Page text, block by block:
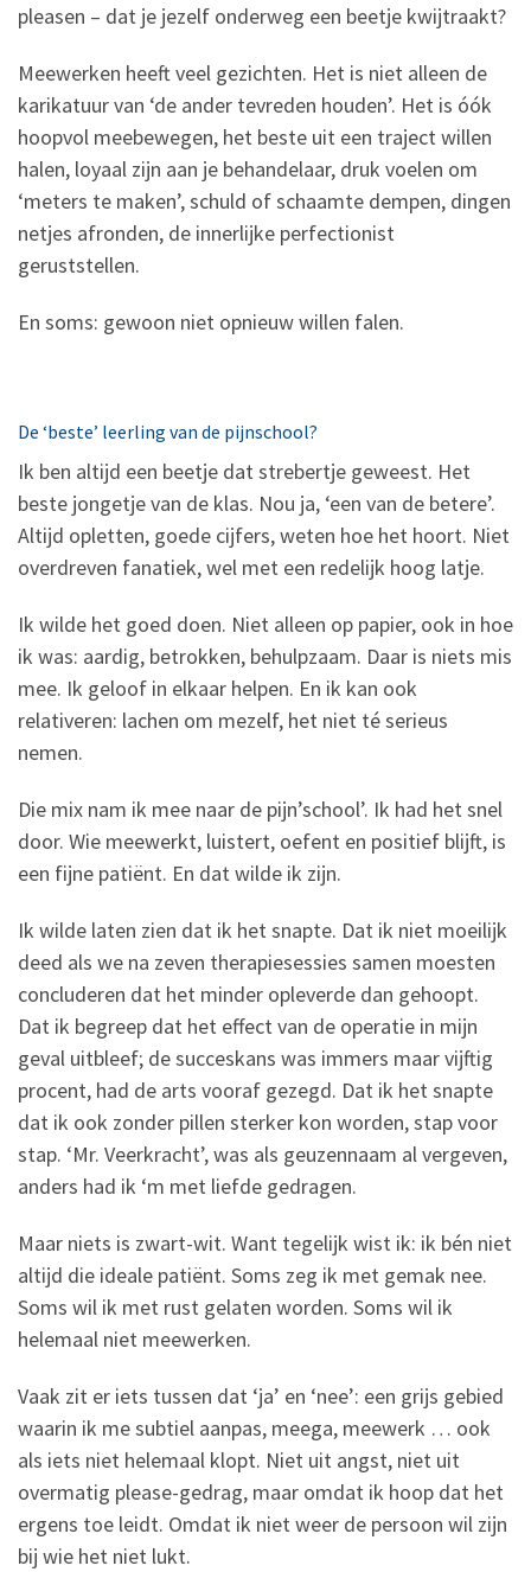
pleasen – dat je jezelf onderweg een beetje kwijtraakt?
Meewerken heeft veel gezichten. Het is niet alleen de
karikatuur van ‘de ander tevreden houden’. Het is óók
hoopvol meebewegen, het beste uit een traject willen
halen, loyaal zijn aan je behandelaar, druk voelen om
‘meters te maken’, schuld of schaamte dempen, dingen
netjes afronden, de innerlijke perfectionist
geruststellen.
En soms: gewoon niet opnieuw willen falen.
De ‘beste’ leerling van de pijnschool?
Ik ben altijd een beetje dat strebertje geweest. Het
beste jongetje van de klas. Nou ja, ‘een van de betere’.
Altijd opletten, goede cijfers, weten hoe het hoort. Niet
overdreven fanatiek, wel met een redelijk hoog latje.
Ik wilde het goed doen. Niet alleen op papier, ook in hoe
ik was: aardig, betrokken, behulpzaam. Daar is niets mis
mee. Ik geloof in elkaar helpen. En ik kan ook
relativeren: lachen om mezelf, het niet té serieus
nemen.
Die mix nam ik mee naar de pijn’school’. Ik had het snel
door. Wie meewerkt, luistert, oefent en positief blijft, is
een fijne patiënt. En dat wilde ik zijn.
Ik wilde laten zien dat ik het snapte. Dat ik niet moeilijk
deed als we na zeven therapiesessies samen moesten
concluderen dat het minder opleverde dan gehoopt.
Dat ik begreep dat het effect van de operatie in mijn
geval uitbleef; de succeskans was immers maar vijftig
procent, had de arts vooraf gezegd. Dat ik het snapte
dat ik ook zonder pillen sterker kon worden, stap voor
stap. ‘Mr. Veerkracht’, was als geuzennaam al vergeven,
anders had ik ‘m met liefde gedragen.
Maar niets is zwart-wit. Want tegelijk wist ik: ik bén niet
altijd die ideale patiënt. Soms zeg ik met gemak nee.
Soms wil ik met rust gelaten worden. Soms wil ik
helemaal niet meewerken.
Vaak zit er iets tussen dat ‘ja’ en ‘nee’: een grijs gebied
waarin ik me subtiel aanpas, meega, meewerk … ook
als iets niet helemaal klopt. Niet uit angst, niet uit
overmatig please-gedrag, maar omdat ik hoop dat het
ergens toe leidt. Omdat ik niet weer de persoon wil zijn
bij wie het niet lukt.